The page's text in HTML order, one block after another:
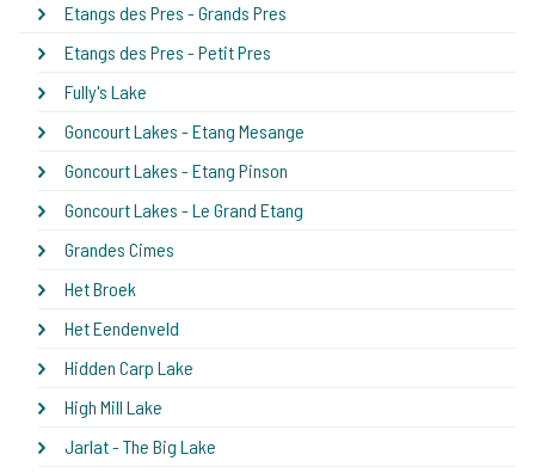
Etangs des Pres - Grands Pres
Etangs des Pres - Petit Pres
Fully's Lake
Goncourt Lakes - Etang Mesange
Goncourt Lakes - Etang Pinson
Goncourt Lakes - Le Grand Etang
Grandes Cimes
Het Broek
Het Eendenveld
Hidden Carp Lake
High Mill Lake
Jarlat - The Big Lake